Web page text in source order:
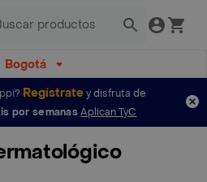
Bogotá
Regístratey disfruta de
por semanas Aplican TyC